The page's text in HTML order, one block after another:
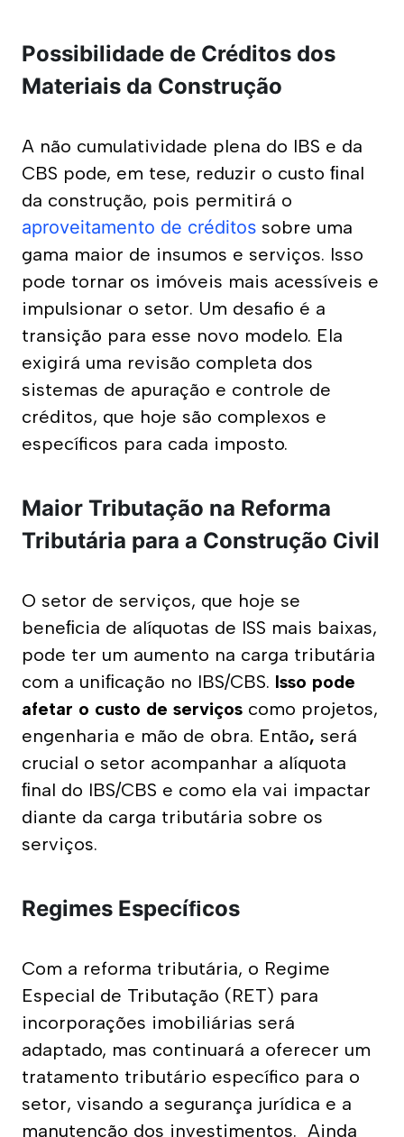
Possibilidade de Créditos dos
Materiais da Construção
A não cumulatividade plena do IBS e da
CBS pode, em tese, reduzir o custo ﬁnal
aproveitamento de créditos sobre uma
gama maior de insumos e serviços. Isso
pode tornar os imóveis mais acessíveis e
impulsionar o setor. Um desafio é a
transição para esse novo modelo. Ela
exigirá uma revisão completa dos
sistemas de apuração e controle de
créditos, que hoje são complexos e
específicos para cada imposto.
Maior Tributação na Reforma
Tributária para a Construção Civil
O setor de serviços, que hoje se
beneﬁcia de alíquotas de ISS mais baixas,
pode ter um aumento na carga tributária
com a uniﬁcação no IBS/CBS. Isso pode
afetar o custo de serviços como projetos,
engenharia e mão de obra. Então, será
crucial o setor acompanhar a alíquota
ﬁnal do IBS/CBS e como ela vai impactar
diante da carga tributária sobre os
serviços.
Regimes Especíﬁcos
Com a reforma tributária, o Regime
Especial de Tributação (RET) para
incorporações imobiliárias será
adaptado, mas continuará a oferecer um
tratamento tributário específico para o
setor, visando a segurança jurídica e a
manutenção dos investimentos. Ainda